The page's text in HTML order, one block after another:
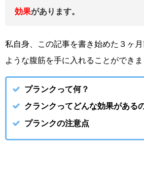
効果があります。
私自身、この記事を書き始めた３ヶ
ような腹筋を手に入れることができ
プランクって何？
クランクってどんな効果がある
プランクの注意点